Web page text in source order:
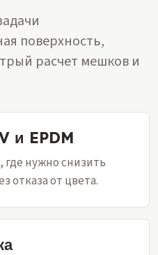
поверхность,
расчет мешков и
и EPDM
нужно снизить
отказа от цвета.